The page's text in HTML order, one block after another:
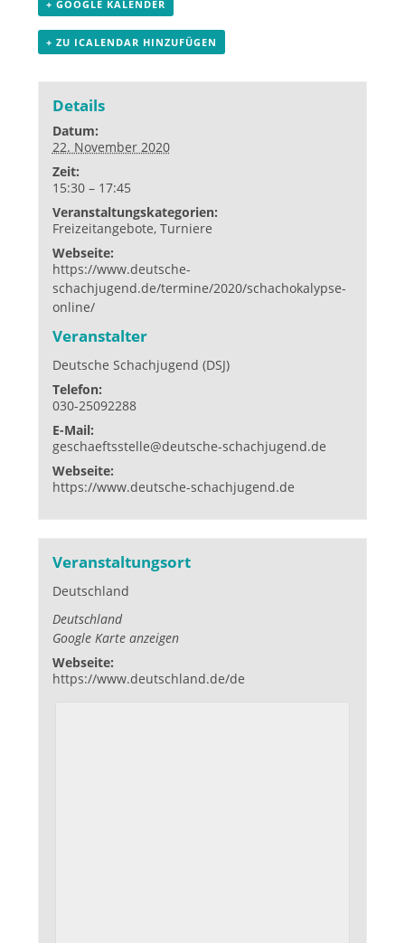
+ GOOGLE KALENDER
+ ZU ICALENDAR HINZUFÜGEN
Details
Datum:
22. November 2020
Zeit:
15:30 – 17:45
Veranstaltungskategorien:
Freizeitangebote, Turniere
Webseite:
https://www.deutsche-
schachjugend.de/termine/2020/schachokalypse-
online/
Veranstalter
Deutsche Schachjugend (DSJ)
Telefon:
030-25092288
E-Mail:
geschaeftsstelle@deutsche-schachjugend.de
Webseite:
https://www.deutsche-schachjugend.de
Veranstaltungsort
Deutschland
Deutschland
Google Karte anzeigen
Webseite:
https://www.deutschland.de/de